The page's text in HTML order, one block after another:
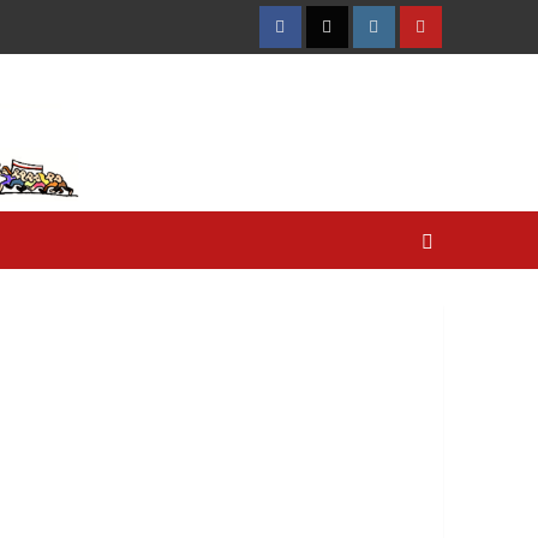
FacebookTwitterInstagramYouTube